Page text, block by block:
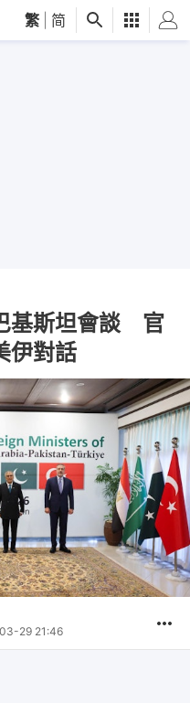
繁 简
基斯坦會談 官
伊對話
29 21:46